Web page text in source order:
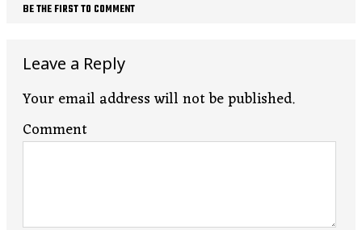
BE THE FIRST TO COMMENT
Leave a Reply
Your email address will not be published.
Comment